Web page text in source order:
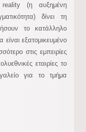
(η αυξημένη
δίνει τη
το κατάλληλο
εξατομικευμένο
στις εμπειρίες
εταιρίες το
για το τμήμα